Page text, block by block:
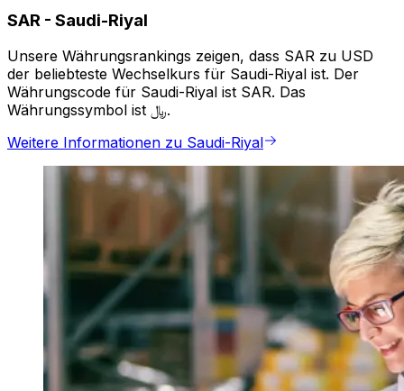
SAR - Saudi-Riyal
Unsere Währungsrankings zeigen, dass SAR zu USD
der beliebteste Wechselkurs für Saudi-Riyal ist. Der
Währungscode für Saudi-Riyal ist SAR. Das
Währungssymbol ist ﷼.
Weitere Informationen zu Saudi-Riyal